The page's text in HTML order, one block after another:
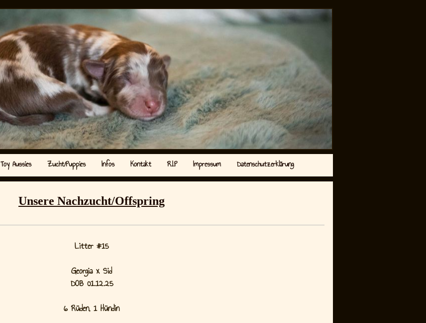
Toy Aussies Zucht/Puppies Infos Kontakt R.I.P Impressum Datenschutzerklärung
Unsere Nachzucht/Offspring
Litter #15
Georgia x Sid
DOB 01.12.25
6 Rüden, 1 Hündin